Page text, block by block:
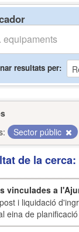
resultats per
Sector públic
de la
vinculades a
i liquidació
eina de